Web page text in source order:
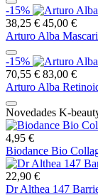
-15%
38,25 € 45,00 €
Arturo Alba
-15%
70,55 € 83,00 €
Arturo Alba
Novedades K-
4,95 €
Biodance Bio
22,90 €
Dr Althea 147